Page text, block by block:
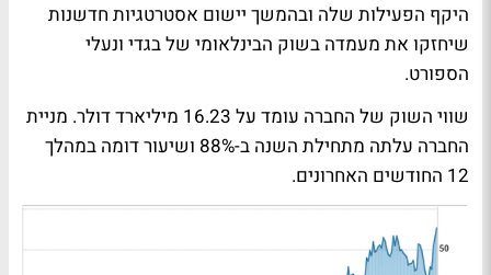
היקף הפעילות שלה ובהמשך יישום אסטרטגיות חדשנות
שיחזקו את מעמדה בשוק הבינלאומי של בגדי ונעלי
הספורט.
שווי השוק של החברה עומד על 16.23 מיליארד דולר. מניית
החברה עלתה מתחילת השנה ב-88% ושיעור דומה במהלך
12 החודשים האחרונים.